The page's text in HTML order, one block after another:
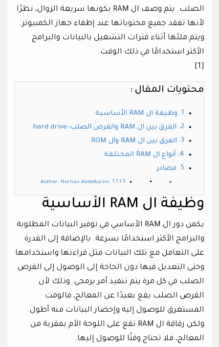
الصلب. يتم وصف ال RAM بكونها سريعة الزوال، نظرًا
لأنها تفقد جميع محتوياتها عند إطفاء جهاز الكمبيوتر.
ويتم ملئها أثناء فترات التشغيل بالبيانات والبرامج
الأكثر استخدامًا في ذلك الوقت.
[1]
محتويات المقال :
وظيفة ال RAM الأساسية
الفرق بين ال RAM والقرص الصلب-hard drive
الفرق بين ال RAM وال ROM
أنواع ال RAM المختلفة
مصادر
Author: Norhan Abdelkarim
وظيفة ال RAM الأساسية
يكمن دور ال RAM الأساسي في توفير البيانات المطلوبة
والبرامج الأكثر استخدامًا بسرعة. بالإضافة إلى القدرة
على التعامل مع تلك البيانات مثل قراءتها واستخدامها
وحتى التعديل فيها دون الحاجة إلى الوصول إلى القرص
الصلب في كل مرة يتم تنفيذ أمر برمجي. وذلك لأن
القرص الصلب يقع بعيدًا عن المعالج، فالوقت
المستغرق للوصول إليه وإحضار البيانات منه أطول.
ولكن رقاقة ال RAM تقع على اللوحة الأم بمقربة من
المعالج، فلا تحتاج وقتًا للوصول إليها.